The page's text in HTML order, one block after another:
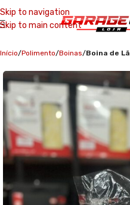
Skip to navigation
Skip to main content
Início Polimento Boinas Boina de Lã